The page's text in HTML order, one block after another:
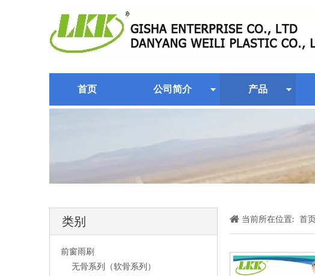
首页 公司简介 产品
类别
前窗雨刷
无骨系列（软骨系列）
当前所在位置: 首